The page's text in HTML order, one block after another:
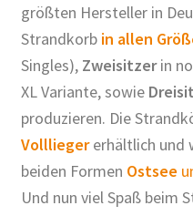
größten Hersteller in
Strandkorb in allen
Singles), Zweisitzerin
XL Variante, sowie
produzieren. Die
Vollliegererhältlich und
beiden Formen Ostsee
Und nun viel Spaß beim